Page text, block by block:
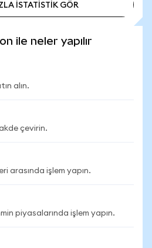
İSTATİSTİK GÖR
ile neler yapılır
alın.
çevirin.
arasında işlem yapın.
piyasalarında işlem yapın.